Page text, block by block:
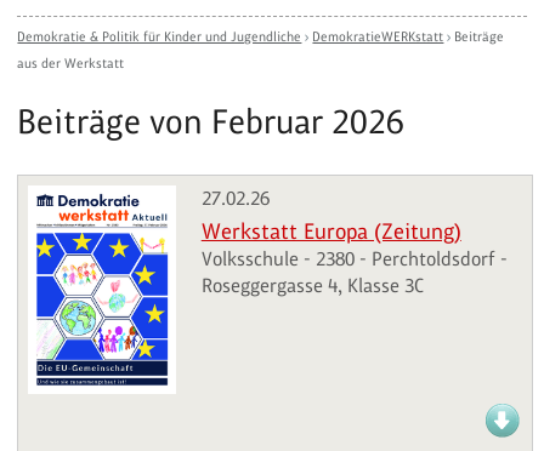
Demokratie & Politik für Kinder und Jugendliche › DemokratieWERKstatt › Beiträge
aus der Werkstatt
Beiträge von Februar 2026
27.02.26
Werkstatt Europa (Zeitung)
Volksschule - 2380 - Perchtoldsdorf -
Roseggergasse 4, Klasse 3C